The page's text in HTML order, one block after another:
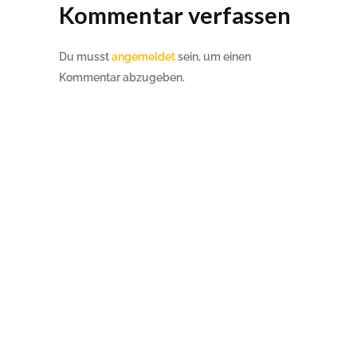
Kommentar verfassen
Du musstangemeldetsein, um einen
Kommentar abzugeben.